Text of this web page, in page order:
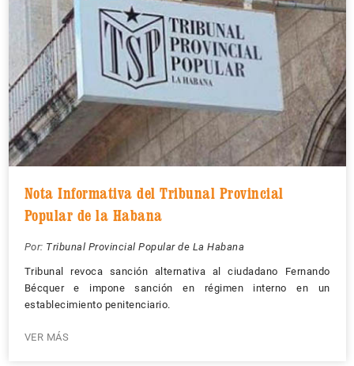
Nota Informativa del Tribunal Provincial
Popular de la Habana
Por: Tribunal Provincial Popular de La Habana
Tribunal revoca sanción alternativa al ciudadano Fernando
Bécquer e impone sanción en régimen interno en un
establecimiento penitenciario.
VER MÁS